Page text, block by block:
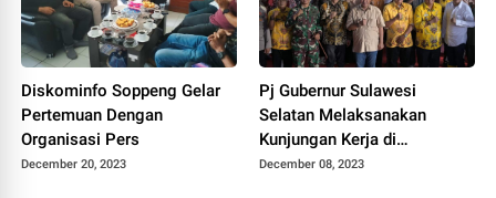
Diskominfo Soppeng Gelar
Pertemuan Dengan
Organisasi Pers
December 20, 2023
Pj Gubernur Sulawesi
Selatan Melaksanakan
Kunjungan Kerja di
Kab.Soppeng
December 08, 2023